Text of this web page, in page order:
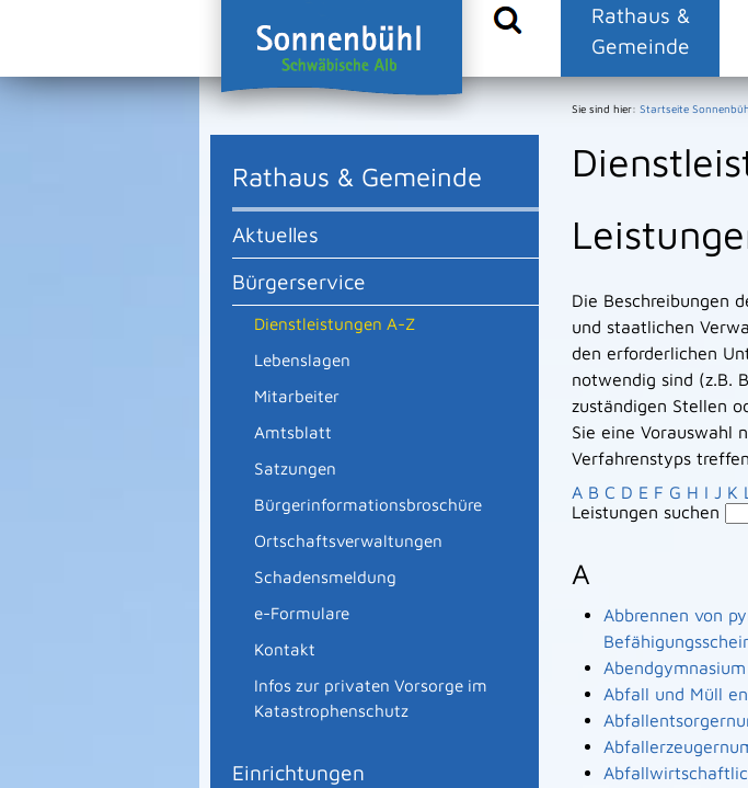
Rathaus &
Gemeinde
Rathaus & Gemeinde
Aktuelles
Bürgerservice
Dienstleistungen A-Z
Lebenslagen
Mitarbeiter
Amtsblatt
Satzungen
Bürgerinformationsbroschüre
Ortschaftsverwaltungen
Schadensmeldung
e-Formulare
Kontakt
Infos zur privaten Vorsorge im
Katastrophenschutz
Einrichtungen
Sie sind hier: Startseite
Die Beschreibungen
und staatlichen
den erforderlichen
notwendig sind (z.B.
zuständigen Stellen
Sie eine Vorauswahl
Verfahrenstyps
A B C D E F G H I J K
Leistungen suchen
A
Abbrennen von
Abfall und Müll